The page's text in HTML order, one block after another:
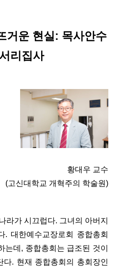
거운 현실: 목사안수
리집사
황대우 교수
(고신대학교 개혁주의 학술원)
라가 시끄럽다. 그녀의 아버지
. 대한예수교장로회 종합총회
는데, 종합총회는 급조된 것이
다. 현재 종합총회의 총회장인